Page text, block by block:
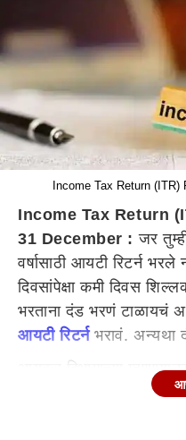
Income Tax Return
Income Tax Return
31 December : जर
वर्षासाठी आयटी रिटर्न
दिवसांपेक्षा कमी दिवस
भरताना दंड भरणं टाळायचं
आयटी रिटर्नभरावं. अन्यथा
आयकर विभागाच्या
4.51 कोटीहून अधिक